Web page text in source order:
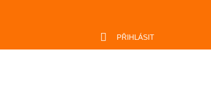
PŘIHLÁSIT